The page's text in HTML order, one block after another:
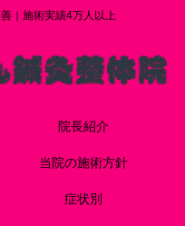
｜施術実績4万人以上
院長紹介
当院の施術方針
症状別